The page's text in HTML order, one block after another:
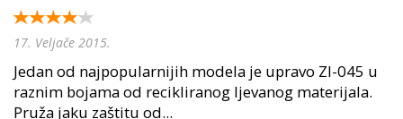
17. Veljače 2015.
Jedan od najpopularnijih modela je upravo ZI-045 u
raznim bojama od recikliranog ljevanog materijala.
Pruža jaku zaštitu od...